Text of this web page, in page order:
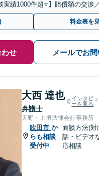
実績1000件超⭐️】賠償額の交渉
サポート！
料金表を
せ メールでお
大西 達也
弁護士
インタビュ
ーを見る
天野・上垣法律会計事務所
吹田市 か
らも相談
受付中
面談方法(対
話・ビデオ
応相談